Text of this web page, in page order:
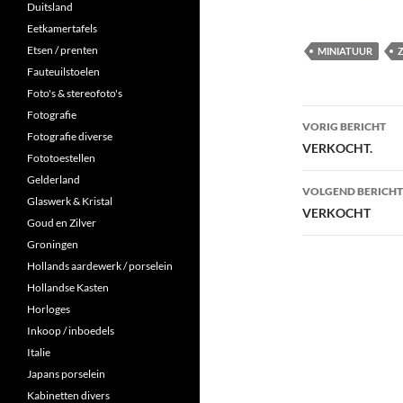
MINIATUUR
VORIG BERICHT
VERKOCHT.
VOLGEND BERICHT
VERKOCHT
Duitsland
Eetkamertafels
Etsen / prenten
Fauteuilstoelen
Foto's & stereofoto's
Fotografie
Fotografie diverse
Fototoestellen
Gelderland
Glaswerk & Kristal
Goud en Zilver
Groningen
Hollands aardewerk / porselein
Hollandse Kasten
Horloges
Inkoop / inboedels
Italie
Japans porselein
Kabinetten divers